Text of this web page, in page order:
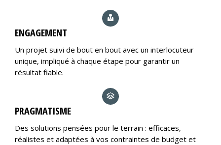
ENGAGEMENT
Un projet suivi de bout en bout avec un interlocuteur
unique, impliqué à chaque étape pour garantir un
résultat fiable.
PRAGMATISME
Des solutions pensées pour le terrain : efficaces,
réalistes et adaptées à vos contraintes de budget et